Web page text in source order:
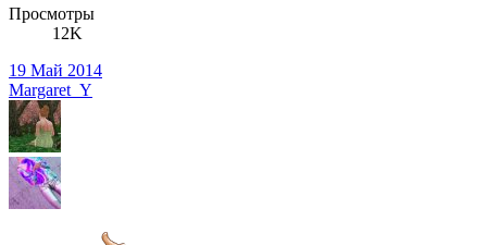
Просмотры
12K
19 Май 2014
Margaret_Y